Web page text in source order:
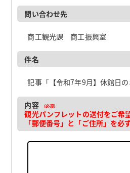
問い合わせ先
商工観光課 商工振興室
件名
記事「【令和7年9月】休館日
内容 （必須）
観光パンフレットの送付をご希
「郵便番号」と「ご住所」を必